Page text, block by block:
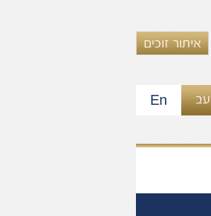
איתור זוכים
En עב